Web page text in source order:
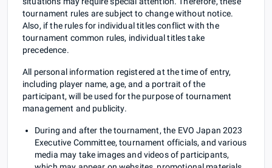
tournament rules are subject to change without notice.
Also, if the rules for individual titles conflict with the
tournament common rules, individual titles take
precedence.
All personal information registered at the time of entry,
including player name, age, and a portrait of the
participant, will be used for the purpose of tournament
management and publicity.
During and after the tournament, the EVO Japan 2023
Executive Committee, tournament officials, and various
media may take images and videos of participants,